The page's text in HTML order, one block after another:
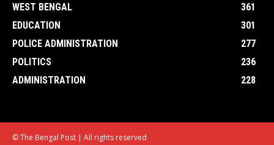
WEST BENGAL
361
EDUCATION
301
POLICE ADMINISTRATION
277
POLITICS
236
ADMINISTRATION
228
© The Bengal Post | All rights reserved